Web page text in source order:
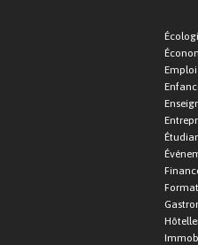
Emploi